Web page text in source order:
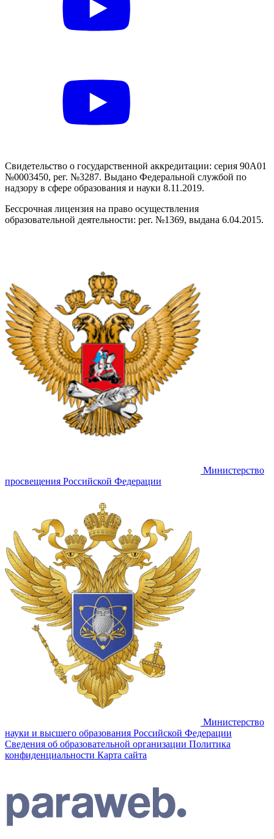
Свидетельство о государственной аккредитации: серия 90А01
№0003450, рег. №3287. Выдано Федеральной службой по
надзору в сфере образования и науки 8.11.2019.
Бессрочная лицензия на право осуществления
образовательной деятельности: рег. №1369, выдана 6.04.2015.
Министерство
просвещения Российской Федерации
Министерство
науки и высшего образования Российской Федерации
Сведения об образовательной организации Политика
конфиденциальности Карта сайта